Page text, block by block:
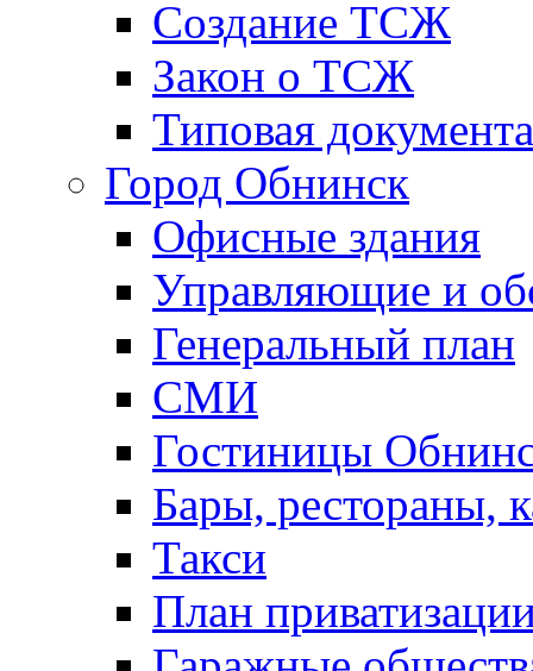
Создание ТСЖ
Закон о ТСЖ
Типовая
Город Обнинск
Офисные здания
Управляющие и
Генеральный план
СМИ
Гостиницы
Бары, рестораны,
Такси
План